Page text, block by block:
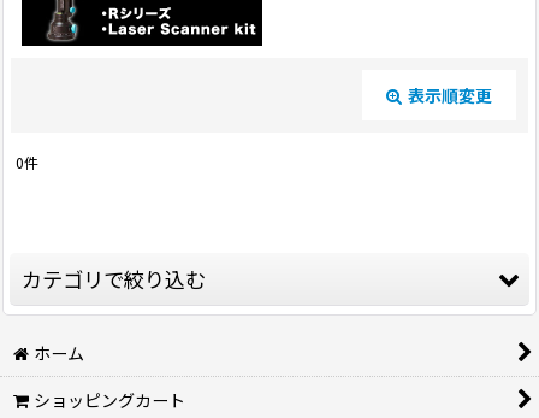
表示順変更
並び順 :
閉じる
0件
カテゴリで絞り込む
パノラマ撮影機材 (全商品)
Googleストリートビュー
ホーム
ショッピングカート